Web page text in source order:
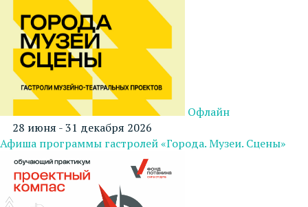
Офлайн
28 июня - 31 декабря 2026
Афиша программы гастролей «Города. Музеи. Сцены»